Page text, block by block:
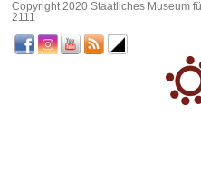
Copyright 2020 Staatliches Museum
2111